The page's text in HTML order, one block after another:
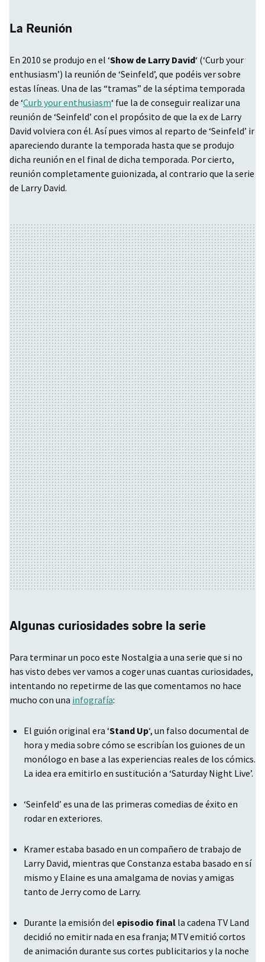
La Reunión
En 2010 se produjo en el ‘Show de Larry David‘ (‘Curb your
enthusiasm’) la reunión de ‘Seinfeld’, que podéis ver sobre
estas líneas. Una de las “tramas” de la séptima temporada
de ‘Curb your enthusiasm‘ fue la de conseguir realizar una
reunión de ‘Seinfeld’ con el propósito de que la ex de Larry
David volviera con él. Así pues vimos al reparto de ‘Seinfeld’ ir
apareciendo durante la temporada hasta que se produjo
dicha reunión en el final de dicha temporada. Por cierto,
reunión completamente guionizada, al contrario que la serie
de Larry David.
Algunas curiosidades sobre la serie
Para terminar un poco este Nostalgia a una serie que si no
has visto debes ver vamos a coger unas cuantas curiosidades,
intentando no repetirme de las que comentamos no hace
mucho con una infografía:
El guión original era ‘Stand Up‘, un falso documental de
hora y media sobre cómo se escribían los guiones de un
monólogo en base a las experiencias reales de los cómics.
La idea era emitirlo en sustitución a ‘Saturday Night Live’.
‘Seinfeld’ es una de las primeras comedias de éxito en
rodar en exteriores.
Kramer estaba basado en un compañero de trabajo de
Larry David, mientras que Constanza estaba basado en sí
mismo y Elaine es una amalgama de novias y amigas
tanto de Jerry como de Larry.
Durante la emisión del episodio final la cadena TV Land
decidió no emitir nada en esa franja; MTVemitió cortos
de animación durante sus cortes publicitarios y la noche